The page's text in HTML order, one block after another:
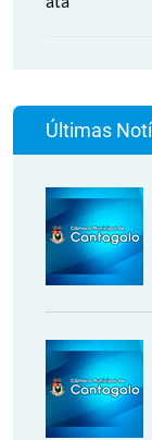
Últimas